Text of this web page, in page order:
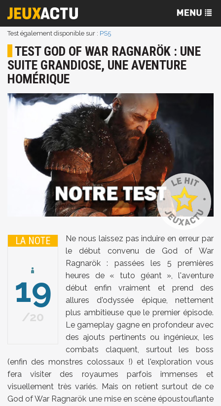
Test également disponible sur : PS5
TEST GOD OF WAR RAGNARÖK : UNE
SUITE GRANDIOSE, UNE AVENTURE
HOMÉRIQUE
LA NOTE
19
20
Ne nous laissez pas induire en erreur par
le début convenu de God of War
Ragnarök : passées les 5 premières
heures de « tuto géant », l'aventure
début enfin vraiment et prend des
allures d'odyssée épique, nettement
plus ambitieuse que le premier épisode.
Le gameplay gagne en profondeur avec
des ajouts pertinents ou ingénieux, les
combats claquent, surtout les boss
(enfin des monstres colossaux !) et l'exploration vous
fera visiter des royaumes parfois immenses et
visuellement très variés. Mais on retient surtout de ce
God of War Ragnarök une mise en scène époustouflante